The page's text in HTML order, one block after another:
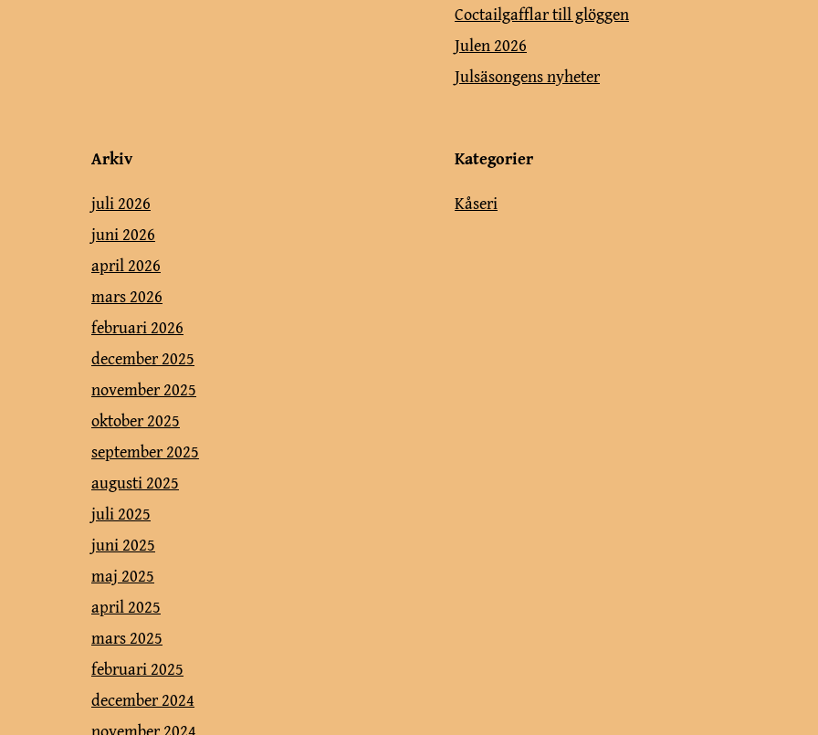
Coctailgafflar till glöggen
Julen 2026
Julsäsongens nyheter
Arkiv
juli 2026
juni 2026
april 2026
mars 2026
februari 2026
december 2025
november 2025
oktober 2025
september 2025
augusti 2025
juli 2025
juni 2025
maj 2025
april 2025
mars 2025
februari 2025
december 2024
Kategorier
Kåseri